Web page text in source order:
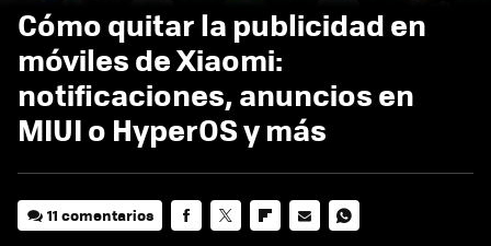
Cómo quitar la publicidad en
móviles de Xiaomi:
notificaciones, anuncios en
MIUI o HyperOS y más
11 comentarios